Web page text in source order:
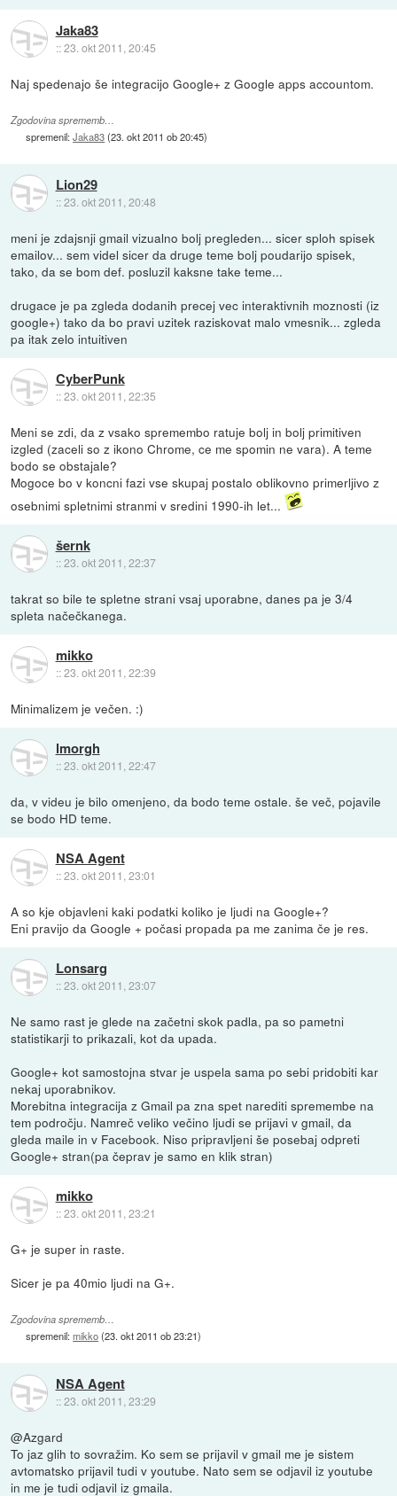
Jaka83
::23. okt 2011, 20:45
Naj spedenajo še integracijo Google+ z Google apps accountom.
Zgodovina sprememb…
spremenil:Jaka83(23. okt 2011 ob 20:45)
Lion29
::23. okt 2011, 20:48
meni je zdajsnji gmail vizualno bolj pregleden... sicer sploh spisek
emailov... sem videl sicer da druge teme bolj poudarijo spisek,
tako, da se bom def. posluzil kaksne take teme...
drugace je pa zgleda dodanih precej vec interaktivnih moznosti (iz
google+) tako da bo pravi uzitek raziskovat malo vmesnik... zgleda
pa itak zelo intuitiven
CyberPunk
::23. okt 2011, 22:35
Meni se zdi, da z vsako spremembo ratuje bolj in bolj primitiven
izgled (zaceli so z ikono Chrome, ce me spomin ne vara). A teme
bodo se obstajale?
Mogoce bo v koncni fazi vse skupaj postalo oblikovno primerljivo z
osebnimi spletnimi stranmi v sredini 1990-ih let...
šernk
::23. okt 2011, 22:37
takrat so bile te spletne strani vsaj uporabne, danes pa je 3/4
spleta načečkanega.
mikko
::23. okt 2011, 22:39
Minimalizem je večen. :)
lmorgh
::23. okt 2011, 22:47
da, v videu je bilo omenjeno, da bodo teme ostale. še več, pojavile
se bodo HD teme.
NSA Agent
::23. okt 2011, 23:01
A so kje objavleni kaki podatki koliko je ljudi na Google+?
Eni pravijo da Google + počasi propada pa me zanima če je res.
Lonsarg
::23. okt 2011, 23:07
Ne samo rast je glede na začetni skok padla, pa so pametni
statistikarji to prikazali, kot da upada.
Google+ kot samostojna stvar je uspela sama po sebi pridobiti kar
nekaj uporabnikov.
Morebitna integracija z Gmail pa zna spet narediti spremembe na
tem področju. Namreč veliko večino ljudi se prijavi v gmail, da
gleda maile in v Facebook. Niso pripravljeni še posebaj odpreti
Google+ stran(pa čeprav je samo en klik stran)
mikko
::23. okt 2011, 23:21
G+ je super in raste.
Sicer je pa 40mio ljudi na G+.
Zgodovina sprememb…
spremenil:mikko(23. okt 2011 ob 23:21)
NSA Agent
::23. okt 2011, 23:29
@Azgard
To jaz glih to sovražim. Ko sem se prijavil v gmail me je sistem
avtomatsko prijavil tudi v youtube. Nato sem se odjavil iz youtube
in me je tudi odjavil iz gmaila.